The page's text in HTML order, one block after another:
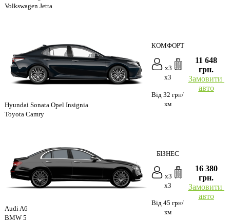
Volkswagen Jetta
Hyundai Sonata Opel Insignia
Toyota Camry
КОМФОРТ
x3
x3
Від 32 грн/
км
11 648
грн.
Замовити
авто
Audi A6
BMW 5
БІЗНЕС
x3
x3
Від 45 грн/
км
16 380
грн.
Замовити
авто